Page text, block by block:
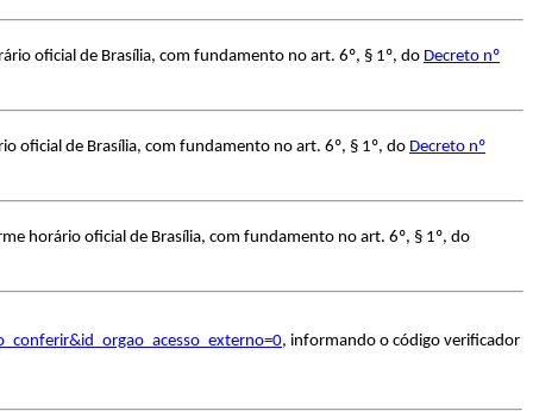
oficial de Brasília, com fundamento no art. 6º, § 1º, do Decreto nº
oficial de Brasília, com fundamento no art. 6º, § 1º, do Decreto nº
horário oficial de Brasília, com fundamento no art. 6º, § 1º, do
, informando o código verificador